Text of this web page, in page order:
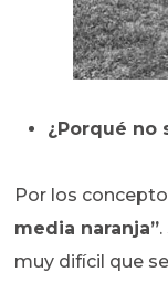
¿Porqué no
Por los
media naranja”
muy difícil que